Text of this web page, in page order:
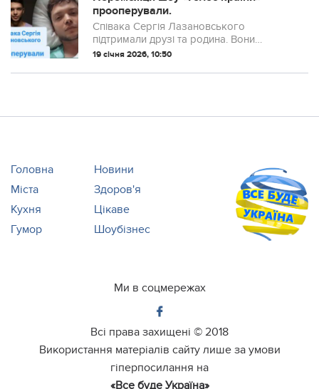
прооперували.
Співака Сергія Лазановського
підтримали друзі та родина. Вони
потішили його подарунками та
19 січня 2026, 10:50
Головна
Новини
Міста
Здоров'я
Кухня
Цікаве
Гумор
Шоубізнес
Ми в соцмережах
Всі права захищені © 2018
Використання матеріалів сайту лише за умови
гіперпосилання на
«Все буде Україна»